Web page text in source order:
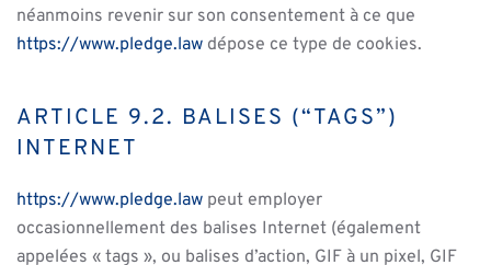
néanmoins revenir sur son consentement à ce que
https://www.pledge.law dépose ce type de cookies.
ARTICLE 9.2. BALISES (“TAGS”)
INTERNET
https://www.pledge.law peut employer
occasionnellement des balises Internet (également
appelées « tags », ou balises d’action, GIF à un pixel, GIF